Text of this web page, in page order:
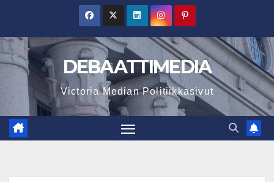
content
DEBAATTIMEDIA
Victoria Median Politiikkasivut